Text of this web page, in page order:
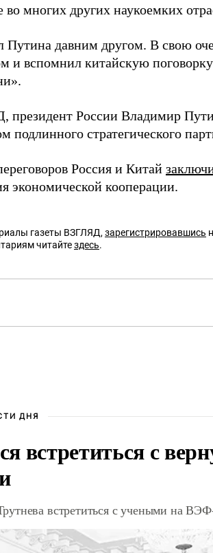
во многих других наукоемких
Путина давним другом. В свою
и вспомнил китайскую
президент России Владимир
стратегического
Россия и Китай
экономической кооперации.
газеты ВЗГЛЯД, зарегистрировавшись
читайтездесь.
ДНЯ
встретиться с
встретиться с учеными на